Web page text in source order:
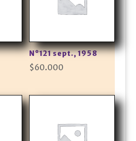
N°121 sept., 1958
$60.000